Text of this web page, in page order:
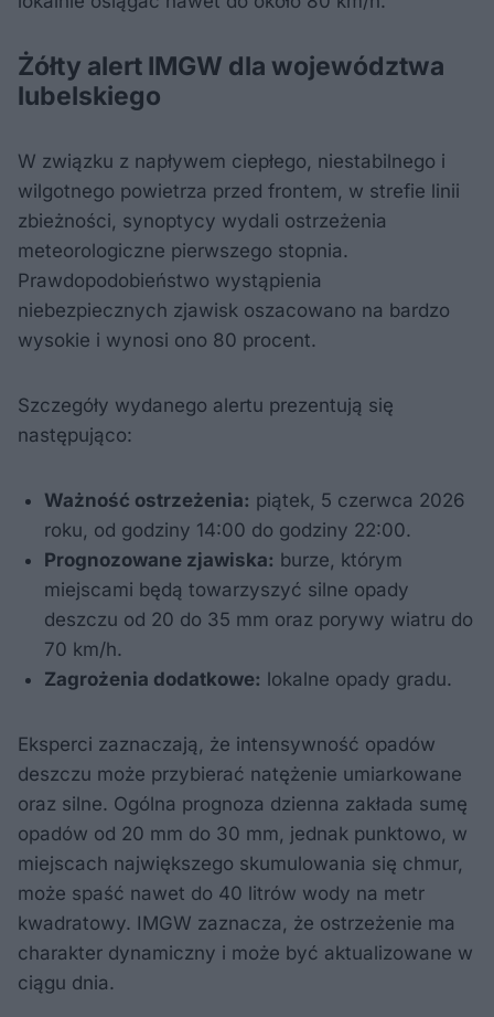
Żółty alert IMGW dla województwa
lubelskiego​
W związku z napływem ciepłego, niestabilnego i
wilgotnego powietrza przed frontem, w strefie linii
zbieżności, synoptycy wydali ostrzeżenia
meteorologiczne pierwszego stopnia.
Prawdopodobieństwo wystąpienia
niebezpiecznych zjawisk oszacowano na bardzo
wysokie i wynosi ono 80 procent.
Szczegóły wydanego alertu prezentują się
następująco:​
Ważność ostrzeżenia: piątek, 5 czerwca 2026
roku, od godziny 14:00 do godziny 22:00.
​Prognozowane zjawiska: burze, którym
miejscami będą towarzyszyć silne opady
deszczu od 20 do 35 mm oraz porywy wiatru do
70 km/h.​
Zagrożenia dodatkowe: lokalne opady gradu.
Eksperci zaznaczają, że intensywność opadów
deszczu może przybierać natężenie umiarkowane
oraz silne. Ogólna prognoza dzienna zakłada sumę
opadów od 20 mm do 30 mm, jednak punktowo, w
miejscach największego skumulowania się chmur,
może spaść nawet do 40 litrów wody na metr
kwadratowy. IMGW zaznacza, że ostrzeżenie ma
charakter dynamiczny i może być aktualizowane w
ciągu dnia.